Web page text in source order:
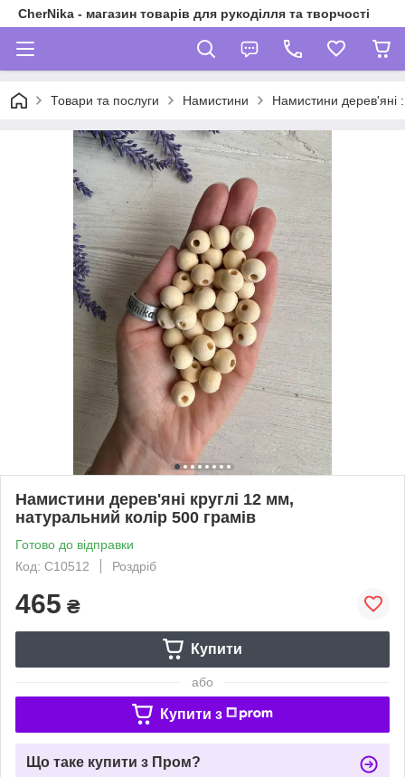
CherNika - магазин товарів для рукоділля та творчості
Товари та послуги Намистини Намистини дерев'яні :
Намистини дерев'яні круглі 12 мм,
натуральний колір 500 грамів
Готово до відправки
Код: С10512
Роздріб
465 ₴
Купити
або
Купити з
Що таке купити з Пром?